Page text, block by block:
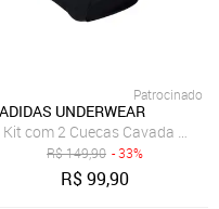
Sortida
Patrocinado
ADIDAS UNDERWEAR
Kit com 2 Cuecas Cavada
R$149,90 - 33%
R$99,90